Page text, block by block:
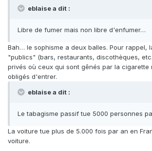
eblaise a dit :
Libre de fumer mais non libre d'enfumer…
Bah… le sophisme a deux balles. Pour rappel,
"publics" (bars, restaurants, discothèques,
privés où ceux qui sont gênés par la cigarette
obligés d'entrer.
eblaise a dit :
Le tabagisme passif tue 5000 personnes
La voiture tue plus de 5.000 fois par an en
voiture.